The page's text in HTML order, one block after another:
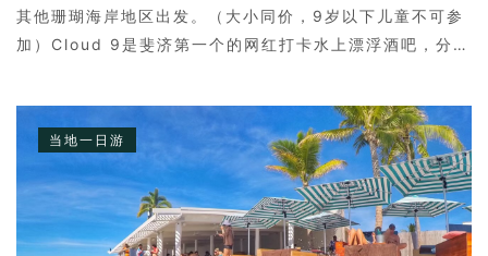
其他珊瑚海岸地区出发。（大小同价，9岁以下儿童不可参
加）Cloud 9是斐济第一个的网红打卡水上漂浮酒吧，分为
当地一日游